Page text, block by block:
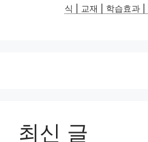
식 | 교재 | 학습효과 |
최신 글